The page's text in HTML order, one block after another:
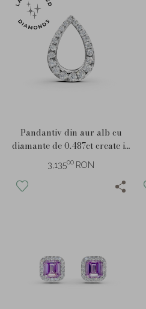
Pandantiv din aur alb cu
diamante de 0.487ct create in
laborator
3,13500 RON